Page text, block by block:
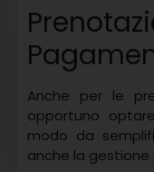
Anche per le
opportuno
modo da
anche la gestione